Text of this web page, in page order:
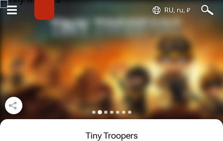
RU, ru, ₽
Tiny Troopers